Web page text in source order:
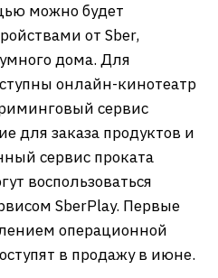
можно будет
от Sber,
дома. Для
онлайн-кинотеатр
сервис
для заказа продуктов и
сервис проката
воспользоваться
SberPlay. Первые
операционной
в продажу в июне.